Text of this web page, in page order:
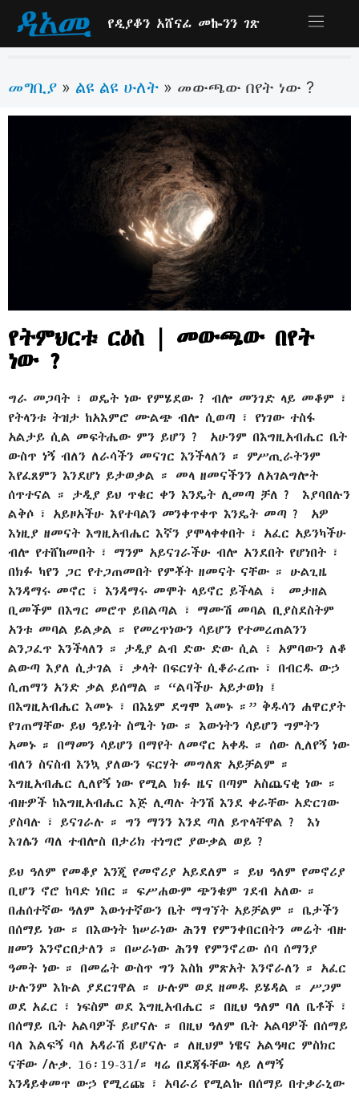
የዲያቆን አሸናፊ መኰንን ገጽ
መግቢያ » ልዩ ልዩ ሁለት » መውጫው በየት ነው ?
የትምህርቱ ርዕስ | መውጫው በየት
ነው ?
ግራ መጋባት ፣ ወዴት ነው የምሄደው ? ብሎ መንገድ ላይ መቆም ፣
የትላንቱ ትዝታ ከአእምሮ ሙልጭ ብሎ ሲወጣ ፣ የነገው ተስፋ
አልታይ ሲል መፍትሔው ምን ይሆን ? አሁንም በእግዚአብሔር ቤት
ውስጥ ነኝ ብለን ለራሳችን መናገር እንችላለን ። ምሥጢራትንም
እየፈጸምን እንደሆነ ይታወቃል ። መላ ዘመናችንን ለአገልግሎት
ሰጥተናል ። ታዲያ ይህ ጥቁር ቀን እንዴት ሊመጣ ቻለ ? እያባበሉን
ልቅሶ ፣ አይዞአችሁ እየተባልን መንቀጥቀጥ እንዴት መጣ ? አዎ
እነዚያ ዘመናት እግዚአብሔር እኛን ያሞላቀቀበት ፣ አፈር አይንካችሁ
ብሎ የተሸከመበት ፣ ማንም አይናገራችሁ ብሎ አንደበት የሆነበት ፣
በክፉ ካየን ጋር የተጋጠመበት የምቾት ዘመናት ናቸው ። ሁልጊዜ
እንዳማሩ መኖር ፣ እንዳማሩ መሞት ላይኖር ይችላል ፣ መታዘል
ቢመችም በእግር መሮጥ ይበልጣል ፣ ማሙሽ መባል ቢያስደስትም
አንቱ መባል ይልቃል ። የመረጥነውን ሳይሆን የተመረጠልንን
ልንጋፈጥ እንችላለን ። ታዲያ ልብ ድው ድው ሲል ፣ አምባውን ለቆ
ልውጣ እያለ ሲታገል ፣ ቃላት በፍርሃት ሲቆራረጡ ፣ በብርዱ ውኃ
ሲጠማን አንድ ቃል ይሰማል ። “ልባችሁ አይታወክ ፤
በእግዚአብሔር እመኑ ፣ በእኔም ደግሞ እመኑ ።” ቅዱሳን ሐዋርያት
የገጠማቸው ይህ ዓይነት ስሜት ነው ። እውነትን ሳይሆን ግምትን
አመኑ ። በማመን ሳይሆን በማየት ለመኖር አቀዱ ። ሰው ሊለየኝ ነው
ብለን ስናስብ እንኳ ያለውን ፍርሃት መግለጽ አይቻልም ።
እግዚአብሔር ሊለየኝ ነው የሚል ክፉ ዜና በጣም አስጨናቂ ነው ።
ብዙዎች ከእግዚአብሔር እጅ ሊጣሉ ትንሽ እንደ ቀራቸው አድርገው
ያስባሉ ፣ ይናገራሉ ። ግን ማንን እንደ ጣለ ይጥላቸዋል ? እነ
እገሌን ጣለ ተብሎስ በታሪክ ተነግሮ ያውቃል ወይ ?
ይህ ዓለም የመቆያ እንጂ የመኖሪያ አይደለም ። ይህ ዓለም የመኖሪያ
ቢሆን ኖሮ ከባድ ነበር ። ፍሥሐውም ጭንቁም ገደብ አለው ።
በሐሰተኛው ዓለም እውነተኛውን ቤት ማግኘት አይቻልም ። ቤታችን
በሰማይ ነው ። በእውነት ከሠራነው ሕንፃ የምንቀበርበትን መሬት ብዙ
ዘመን እንኖርበታለን ። በሠራነው ሕንፃ የምንኖረው ሰባ ሰማንያ
ዓመት ነው ። በመሬት ውስጥ ግን እስከ ምጽአት እንኖራለን ። አፈር
ሁሉንም እኩል ያደርገዋል ። ሁሉም ወደ ዘመዱ ይሄዳል ። ሥጋም
ወደ አፈር ፣ ነፍስም ወደ እግዚአብሔር ። በዚህ ዓለም ባለ ቤቶች ፣
በሰማይ ቤት አልባዎች ይሆናሉ ። በዚህ ዓለም ቤት አልባዎች በሰማይ
ባለ እልፍኝ ባለ አዳራሽ ይሆናሉ ። ለዚህም ነዌና አልዓዛር ምስክር
ናቸው /ሉቃ. 16፡19-31/። ዛሬ በደጃፋቸው ላይ ለማኝ
እንዳይቀመጥ ውኃ የሚረጩ ፣ አባራሪ የሚልኩ በሰማይ በተቃራኒው